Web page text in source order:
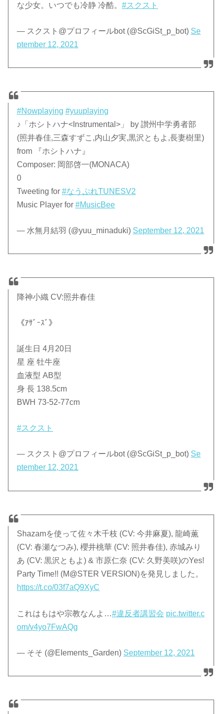
な少女。いつでも冷静 冷酷。#スクスト
— スクスト@プロフィールbot (@ScGiSt_p_bot) Se
ptember 12, 2021
#Nowplaying #yuuplaying
♪「ホシトハナ<Instrumental>」 by 讃州中学勇者部
(照井春佳,三森すずこ,内山夕実,黒沢ともよ,長妻樹里)
from 『ホシトハナ』
Composer: 岡部啓一(MONACA)
0
Tweeting for#なうぷれTUNESV2
Music Player for#MusicBee
— 水無月結羽 (@yuu_minaduki) September 12, 2021
降神小織 CV:照井春佳
《ｱｻﾞｰｽﾞ》
誕生日 4月20日
星 座 牡牛座
血液型 AB型
身 長 138.5cm
BWH 73-52-77cm
#スクスト
— スクスト@プロフィールbot (@ScGiSt_p_bot) Se
ptember 12, 2021
Shazamを使って佐々木千枝 (CV: 今井麻夏), 龍崎薫
(CV: 春瀬なつみ), 櫻井桃華 (CV: 照井春佳), 赤城みり
あ (CV: 黒沢ともよ) & 市原仁奈 (CV: 久野美咲)のYes!
Party Time!! (M@STER VERSION)を発見しました。
https://t.co/03f7aQ9XyC
これはもはや宗教なんよ…#違反者講習会 pic.twitter.c
om/v4yo7FwAQg
— そそ (@EIements_Garden) September 12, 2021